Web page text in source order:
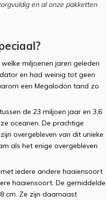
en al onze pakketten
miljoenen jaren geleden
en had weinig tot geen
een Megalodon tand zo
de 23 miljoen jaar en 3,6
oceanen. De prachtige
overgebleven van dit unieke
als het enige overgebleven
iedere andere haaiensoort
haaiensoort. De gemiddelde
cm. Ze zijn daarnaast